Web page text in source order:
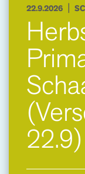
22.9.2026 |
22.9)